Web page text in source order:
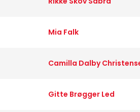
Mia Falk
Camilla Dalby
Gitte Brøgger Led